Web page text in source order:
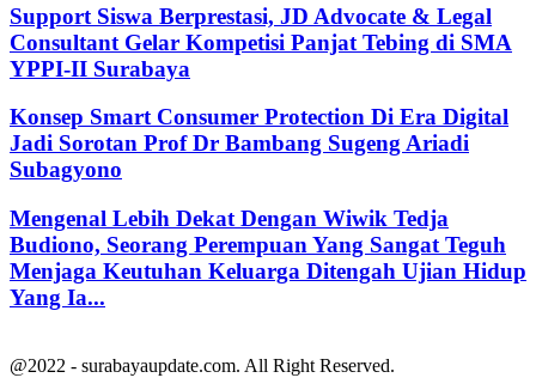
Support Siswa Berprestasi, JD Advocate & Legal
Consultant Gelar Kompetisi Panjat Tebing di SMA
YPPI-II Surabaya
Konsep Smart Consumer Protection Di Era Digital
Jadi Sorotan Prof Dr Bambang Sugeng Ariadi
Subagyono
Mengenal Lebih Dekat Dengan Wiwik Tedja
Budiono, Seorang Perempuan Yang Sangat Teguh
Menjaga Keutuhan Keluarga Ditengah Ujian Hidup
Yang Ia...
@2022 - surabayaupdate.com. All Right Reserved.